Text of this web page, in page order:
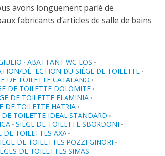
avons longuement parlé de
fabricants d’articles de salle de bains
• ABATTANT WC EOS •
DÉTECTION DU SIÈGE DE TOILETTE •
DE TOILETTE CATALANO •
DE TOILETTE DOLOMITE •
DE TOILETTE FLAMINIA •
DE TOILETTE HATRIA •
DE TOILETTE IDEAL STANDARD •
• SIÈGE DE TOILETTE SBORDONI •
DE TOILETTES AXA •
DE TOILETTES POZZI GINORI •
DE TOILETTES SIMAS